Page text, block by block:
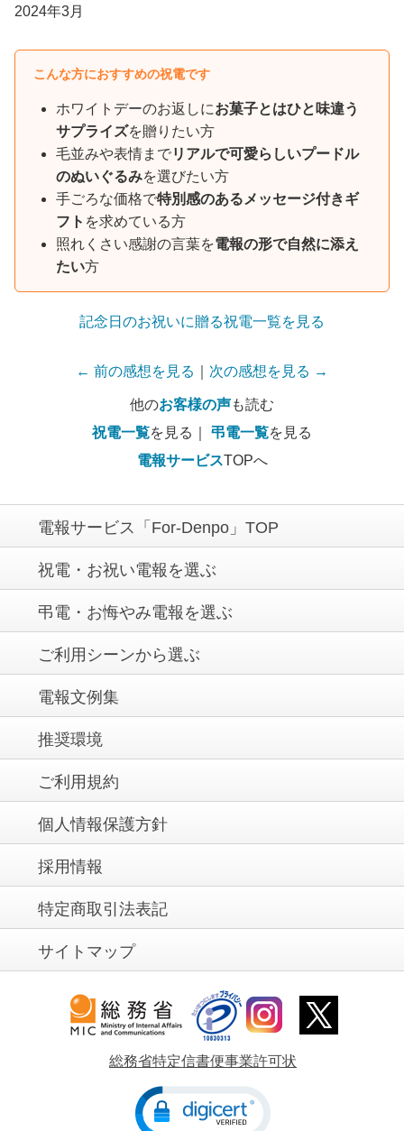
2024年3月
こんな方におすすめの祝電です
ホワイトデーのお返しにお菓子とはひと味違う
サプライズを贈りたい方
毛並みや表情までリアルで可愛らしいプードル
のぬいぐるみを選びたい方
手ごろな価格で特別感のあるメッセージ付きギ
フト を求めている方
照れくさい感謝の言葉を電報の形で自然に添え
たい方
記念日のお祝いに贈る祝電一覧を見る
← 前の感想を見る 次の感想を見る →
他のお客様の声も読む
祝電一覧を見る｜ 弔電一覧を見る
電報サービスTOPへ
電報サービス「For-Denpo」TOP
祝電・お祝い電報を選ぶ
弔電・お悔やみ電報を選ぶ
ご利用シーンから選ぶ
電報文例集
推奨環境
ご利用規約
個人情報保護方針
採用情報
特定商取引法表記
サイトマップ
総務省特定信書便事業許可状